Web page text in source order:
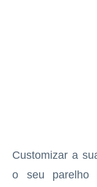
Customizar a
o seu parelho